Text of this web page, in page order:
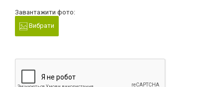
Завантажити фото:
Вибрати